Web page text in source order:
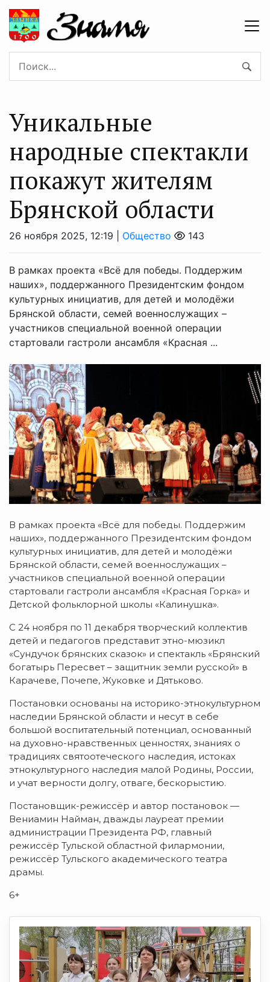
Уникальные
народные спектакли
покажут жителям
Брянской области
26 ноября 2025, 12:19 | Общество 143
В рамках проекта «Всё для победы. Поддержим
наших», поддержанного Президентским фондом
культурных инициатив, для детей и молодёжи
Брянской области, семей военнослужащих –
участников специальной военной операции
стартовали гастроли ансамбля «Красная ...
В рамках проекта «Всё для победы. Поддержим
наших», поддержанного Президентским фондом
культурных инициатив, для детей и молодёжи
Брянской области, семей военнослужащих –
участников специальной военной операции
стартовали гастроли ансамбля «Красная Горка» и
Детской фольклорной школы «Калинушка».
С 24 ноября по 11 декабря творческий коллектив
детей и педагогов представит этно-мюзикл
«Сундучок брянских сказок» и спектакль «Брянский
богатырь Пересвет – защитник земли русской» в
Карачеве, Почепе, Жуковке и Дятьково.
Постановки основаны на историко-этнокультурном
наследии Брянской области и несут в себе
большой воспитательный потенциал, основанный
на духовно-нравственных ценностях, знаниях о
традициях святоотеческого наследия, истоках
этнокультурного наследия малой Родины, России,
и учат верности долгу, отваге, бескорыстию.
Постановщик-режиссёр и автор постановок —
Вениамин Найман, дважды лауреат премии
администрации Президента РФ, главный
режиссёр Тульской областной филармонии,
режиссёр Тульского академического театра
драмы.
6+